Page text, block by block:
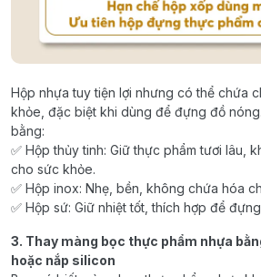
Hộp nhựa tuy tiện lợi nhưng có thể chứa
khỏe, đặc biệt khi dùng để đựng đồ
bằng:
✅ Hộp thủy tinh: Giữ thực phẩm tươi lâu,
cho sức khỏe.
✅ Hộp inox: Nhẹ, bền, không chứa hóa
✅ Hộp sứ: Giữ nhiệt tốt, thích hợp để
3. Thay màng bọc thực phẩm nhựa
hoặc nắp silicon